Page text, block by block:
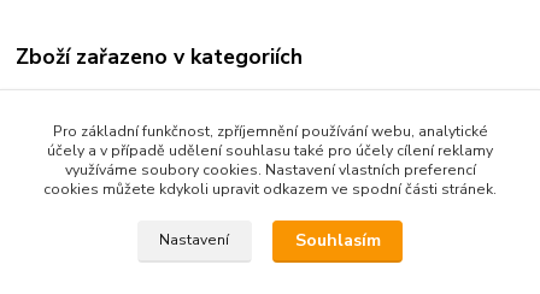
Zboží zařazeno v kategoriích
Kojenecké oblečení 68-92
Dětské kalhoty
Pro základní funkčnost, zpříjemnění používání webu, analytické
účely a v případě udělení souhlasu také pro účely cílení reklamy
využíváme soubory cookies. Nastavení vlastních preferencí
cookies můžete kdykoli upravit odkazem ve spodní části stránek.
Nastavení Souhlasím